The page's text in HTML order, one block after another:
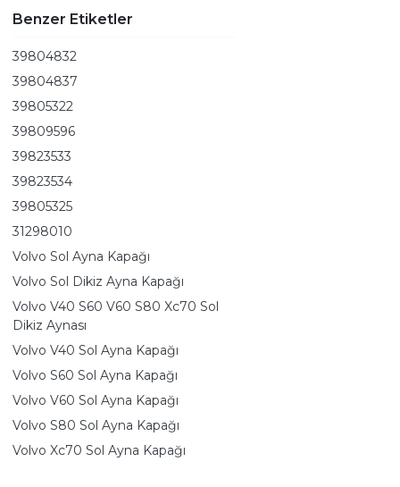
Benzer Etiketler
39804832
39804837
39805322
39809596
39823533
39823534
39805325
31298010
Volvo Sol Ayna Kapağı
Volvo Sol Dikiz Ayna Kapağı
Volvo V40 S60 V60 S80 Xc70 Sol
Dikiz Aynası
Volvo V40 Sol Ayna Kapağı
Volvo S60 Sol Ayna Kapağı
Volvo V60 Sol Ayna Kapağı
Volvo S80 Sol Ayna Kapağı
Volvo Xc70 Sol Ayna Kapağı